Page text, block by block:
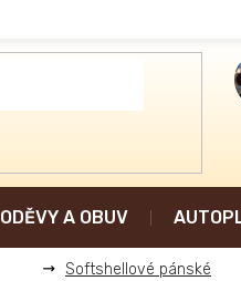
ODĚVY A OBUV
Softshellové pánské